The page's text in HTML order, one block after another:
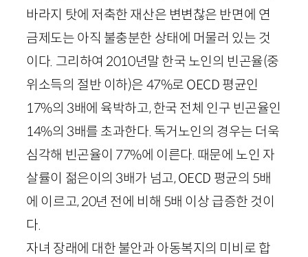
바라지 탓에 저축한 재산은 변변찮은 반면에 연
금제도는 아직 불충분한 상태에 머물러 있는 것
이다. 그리하여 2010년말 한국 노인의 빈곤율(중
위소득의 절반 이하)은 47%로 OECD 평균인
17%의 3배에 육박하고, 한국 전체 인구 빈곤율인
14%의 3배를 초과한다. 독거노인의 경우는 더욱
심각해 빈곤율이 77%에 이른다. 때문에 노인 자
살률이 젊은이의 3배가 넘고,OECD 평균의 5배
에 이르고,20년 전에 비해 5배 이상 급증한 것이
다.
자녀 장래에 대한 불안과 아동복지의 미비로 합